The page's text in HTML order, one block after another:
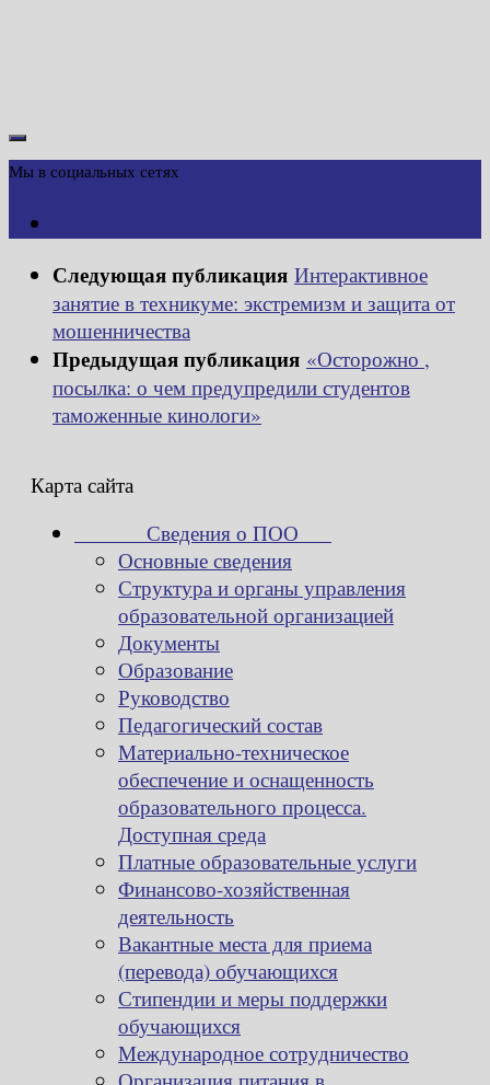
Мы в социальных сетях
Следующая публикация Интерактивное
занятие в техникуме: экстремизм и защита от
мошенничества
Предыдущая публикация «Осторожно ,
посылка: о чем предупредили студентов
таможенные кинологи»
Карта сайта
Сведения о ПОО
Основные сведения
Структура и органы управления
образовательной организацией
Документы
Образование
Руководство
Педагогический состав
Материально-техническое
обеспечение и оснащенность
образовательного процесса.
Доступная среда
Платные образовательные услуги
Финансово-хозяйственная
деятельность
Вакантные места для приема
(перевода) обучающихся
Стипендии и меры поддержки
обучающихся
Международное сотрудничество